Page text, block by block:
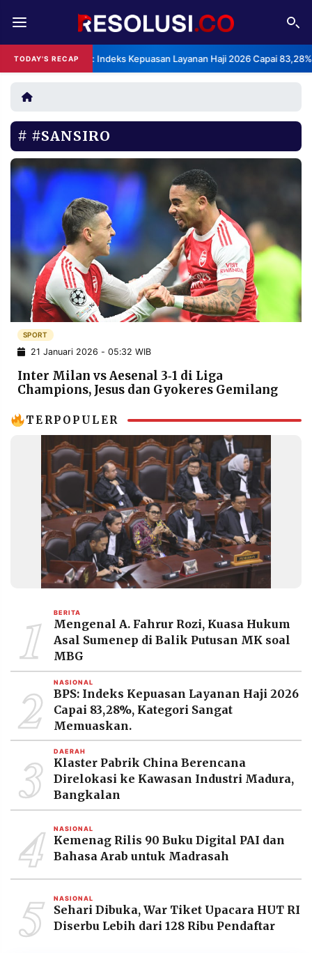
TODAY'S RECAPBPS: Indeks Kepuasan Layanan Haji 2026 Capai
REDAKSI TENTANG
RESOLUSI IKLAN
RUBRIKASI
EDITORIAL AKSARA
FINANSIA PERSONA
NASIONAL
MANCA SPORT
INFORMASI
PRIVACY
POLICY
BERITA
WARGA
INFORMASI
IKLAN
KIRIM
PENGADUAN TERM
OF
KAMI
RESOLUSI
MEDIA
PRAMUDITA
©
Resolusi.co
2026
RESOLUSI
MEDIA
PRAMUDITA
#SANSIRO
SPORT
21 Januari 2026 - 05:32 WIB
Inter Milan vs Aesenal 3‑1 di Liga
Champions, Jesus dan Gyokeres Gemilang
TERPOPULER
1 BERITA
Mengenal A. Fahrur Rozi, Kuasa Hukum
Asal Sumenep di Balik Putusan MK soal
MBG
2 NASIONAL
BPS: Indeks Kepuasan Layanan Haji 2026
Capai 83,28%, Kategori Sangat
Memuaskan.
3 DAERAH
Klaster Pabrik China Berencana
Direlokasi ke Kawasan Industri Madura,
Bangkalan
4 NASIONAL
Kemenag Rilis 90 Buku Digital PAI dan
Bahasa Arab untuk Madrasah
5 NASIONAL
Sehari Dibuka, War Tiket Upacara HUT RI
Diserbu Lebih dari 128 Ribu Pendaftar